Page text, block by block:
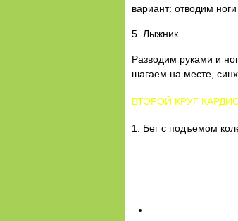
вариант: отводим
5. Лыжник
Разводим руками и
шагаем на месте,
ВТОРОЙ КРУГ
1. Бег с подъемом